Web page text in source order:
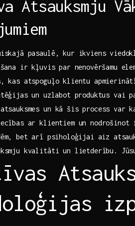
Atsauksmju
pasaulē, ‌kur ‍ikviens
ir kļuvis par nenovēršamu
kas atspoguļo ‍klientu
‌un ⁢uzlabot produktus vai
un kā šis process⁤ var
ar klientiem un nodrošinot
bet arī ⁣psiholoģijai ‌aiz
kvalitāti ‌un lietderību.